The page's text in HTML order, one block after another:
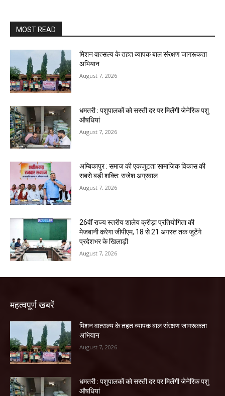
MOST READ
मिशन वात्सल्य के तहत व्यापक बाल संरक्षण जागरूकता
अभियान
August 7, 2026
धमतरी : पशुपालकों को सस्ती दर पर मिलेंगी जेनेरिक पशु
औषधियां
August 7, 2026
अम्बिकापुर : समाज की एकजुटता सामाजिक विकास की
सबसे बड़ी शक्ति: राजेश अग्रवाल
August 7, 2026
26वीं राज्य स्तरीय शालेय क्रीड़ा प्रतियोगिता की
मेजबानी करेगा जीपीएम, 18 से 21 अगस्त तक जुटेंगे
प्रदेशभर के खिलाड़ी
August 7, 2026
महत्वपूर्ण खबरें
मिशन वात्सल्य के तहत व्यापक बाल संरक्षण जागरूकता
अभियान
August 7, 2026
धमतरी : पशुपालकों को सस्ती दर पर मिलेंगी जेनेरिक पशु
औषधियां